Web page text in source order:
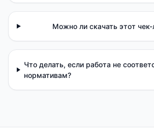
Можно ли скачать этот чек-
Что делать, если работа не
нормативам?